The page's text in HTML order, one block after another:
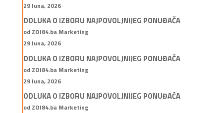
29 Juna, 2026
ODLUKA O IZBORU NAJPOVOLJNIJEG PONUĐAČA
od ZOI84.ba Marketing
29 Juna, 2026
ODLUKA O IZBORU NAJPOVOLJNIJEG PONUĐAČA
od ZOI84.ba Marketing
29 Juna, 2026
ODLUKA O IZBORU NAJPOVOLJNIJEG PONUĐAČA
od ZOI84.ba Marketing